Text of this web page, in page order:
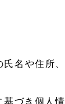
名や住所
づき個人情